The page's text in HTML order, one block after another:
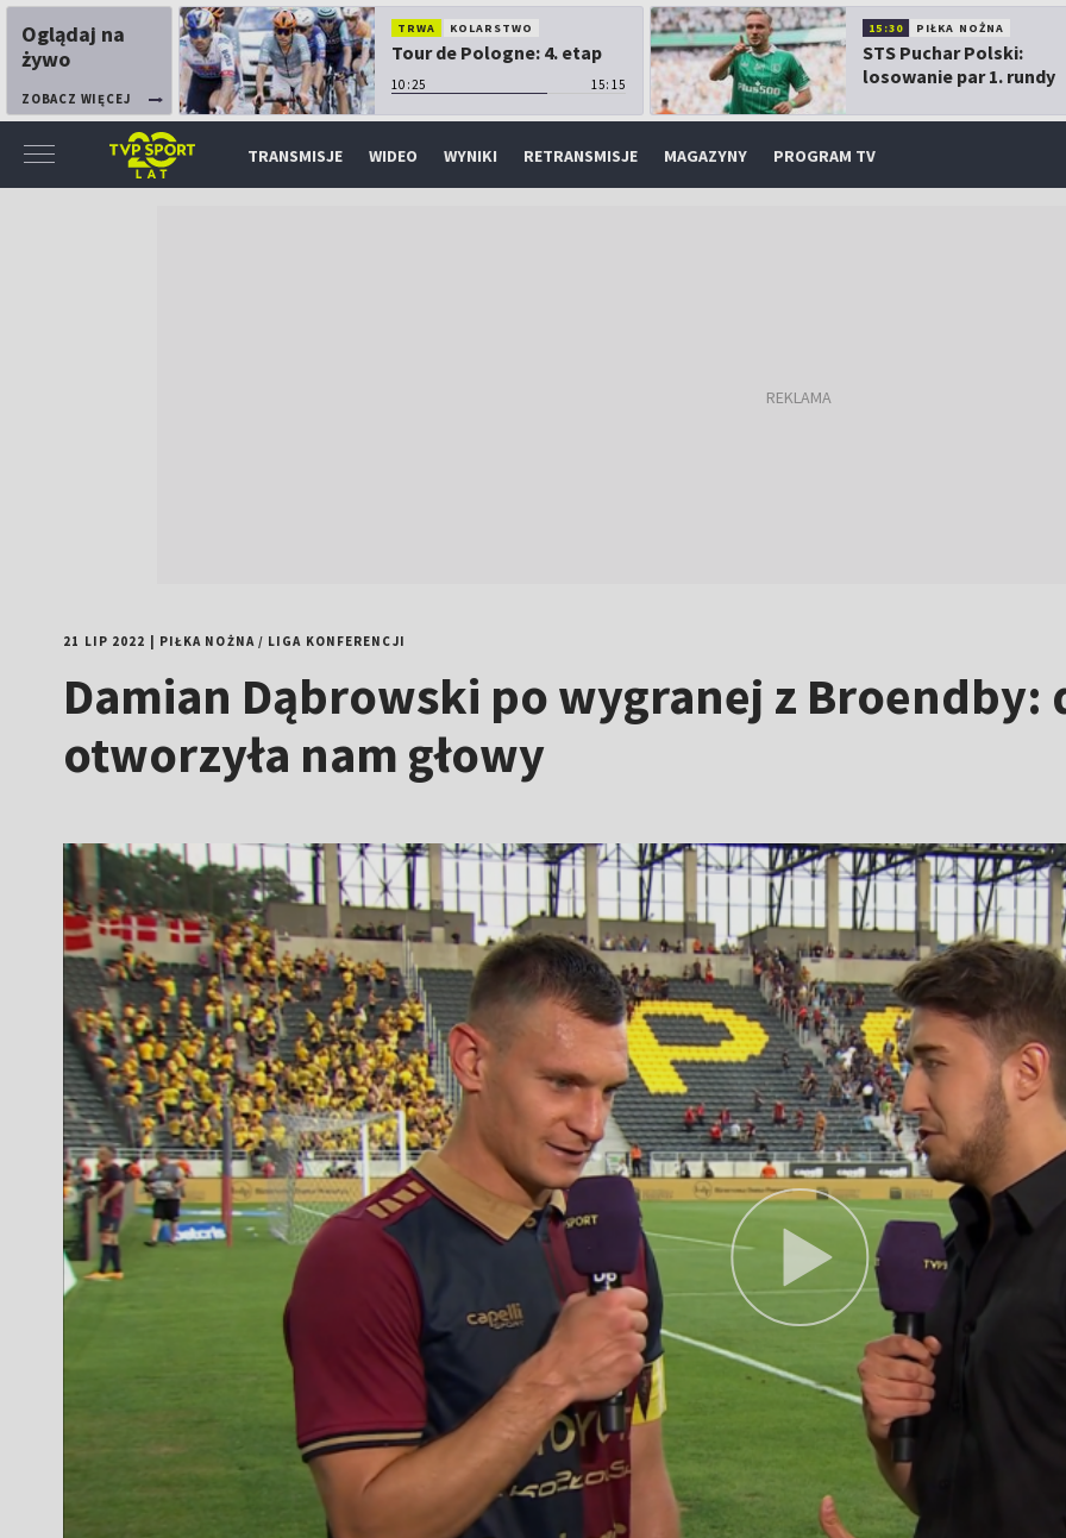
Oglądaj na
żywo
ZOBACZ WIĘCEJ
TRWA KOLARSTWO
Tour de Pologne: 4. etap
10:25 15:15
15:30 PIŁKA NOŻNA
STS Puchar Polski:
losowanie par 1. rundy
TRANSMISJE WIDEO WYNIKI RETRANSMISJE MAGAZYNY PROGRAM TV
21 LIP 2022 PIŁKA NOŻNA/ LIGA KONFERENCJI
Damian Dąbrowski po wygranej z Broendby:
otworzyła nam głowy